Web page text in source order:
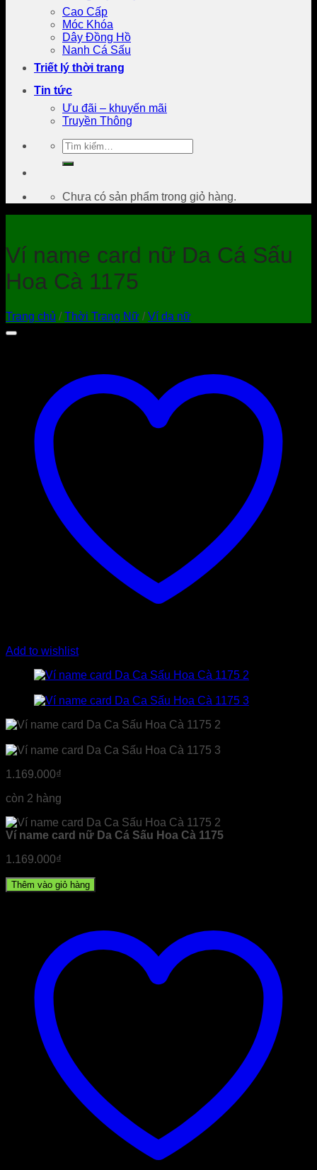
Cao Cấp
Móc Khóa
Dây Đồng Hồ
Nanh Cá Sấu
Triết lý thời trang
Tin tức
Ưu đãi – khuyến mãi
Truyền Thông
Tìm
kiếm:
Chưa có sản phẩm trong giỏ hàng.
Ví name card nữ Da Cá Sấu
Hoa Cà 1175
Trang chủ / Thời Trang Nữ / Ví da nữ
Add to wishlist
1.169.000₫
còn 2 hàng
Ví name card nữ Da Cá Sấu Hoa Cà 1175
1.169.000₫
Thêm vào giỏ hàng